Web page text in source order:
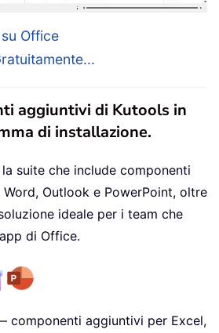
Office
aggiuntivi di Kutools in
di installazione.
suite che include componenti
Outlook e PowerPoint, oltre
ideale per i team che
di Office.
componenti aggiuntivi per Excel,